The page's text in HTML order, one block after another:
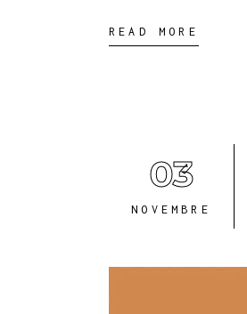
READ MORE
03
NOVEMBRE